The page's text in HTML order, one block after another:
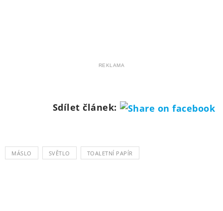
REKLAMA
Sdílet článek:
MÁSLO SVĚTLO TOALETNÍ PAPÍR